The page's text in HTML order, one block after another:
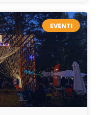
EVENTI